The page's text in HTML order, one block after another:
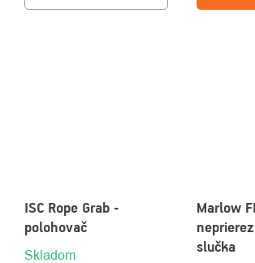
ISC Rope Grab -
polohovač
Skladom
Marlow
slučka